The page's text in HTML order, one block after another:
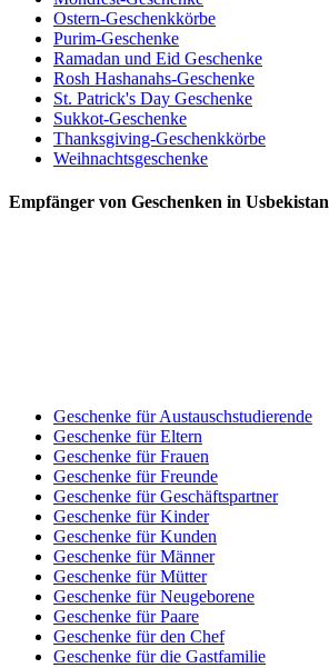
Ostern-Geschenkkörbe
Purim-Geschenke
Ramadan und Eid Geschenke
Rosh Hashanahs-Geschenke
St. Patrick's Day Geschenke
Sukkot-Geschenke
Thanksgiving-Geschenkkörbe
Weihnachtsgeschenke
Empfänger von Geschenken in Usbekistan
Geschenke für Austauschstudierende
Geschenke für Eltern
Geschenke für Frauen
Geschenke für Freunde
Geschenke für Geschäftspartner
Geschenke für Kinder
Geschenke für Kunden
Geschenke für Männer
Geschenke für Mütter
Geschenke für Neugeborene
Geschenke für Paare
Geschenke für den Chef
Geschenke für die Gastfamilie